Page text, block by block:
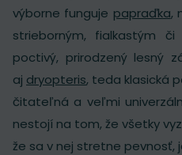
výborne funguje papraďka,
strieborným, fialkastým
poctivý, prirodzený lesný
aj dryopteris, teda klasická
čitateľná a veľmi
nestojí na tom, že všetky
že sa v nej stretne pevnosť,